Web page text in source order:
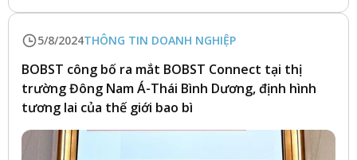
5/8/2024THÔNG TIN DOANH NGHIỆP
BOBST công bố ra mắt BOBST Connect tại thị
trường Đông Nam Á-Thái Bình Dương, định hình
tương lai của thế giới bao bì